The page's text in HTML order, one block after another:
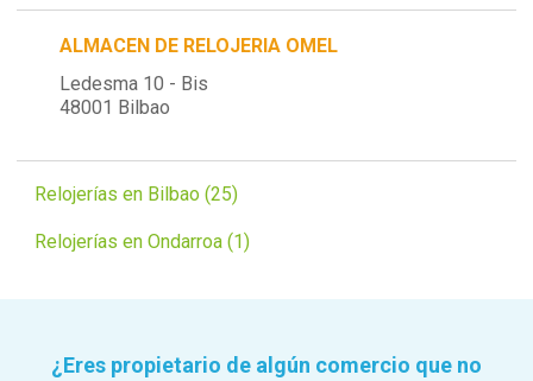
ALMACEN DE RELOJERIA OMEL
Ledesma 10 - Bis
48001 Bilbao
Relojerías en Bilbao (25)
Relojerías en Ondarroa (1)
¿Eres propietario de algún comercio que no